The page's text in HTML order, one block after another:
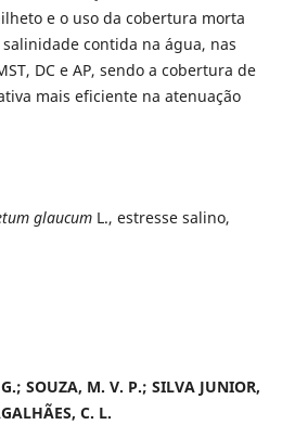
e o uso da cobertura morta
contida na água, nas
DC e AP, sendo a cobertura de
mais eficiente na atenuação
glaucumL., estresse salino,
SOUZA, M. V. P.; SILVA JUNIOR,
C. L.